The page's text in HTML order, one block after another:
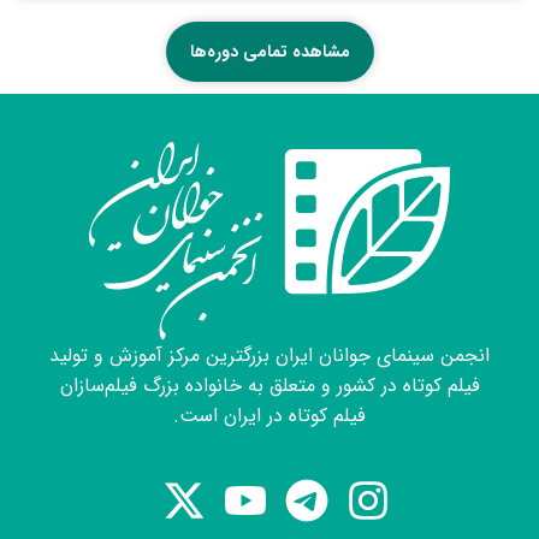
2010 برنده دیپلم افتخار از جشنواره بین المللی
Grand off European film awards با فیلم «سایه
های سکوت» -ورشو – لهستان 2008 برنده جایزه
از فستیوال ملی فیلمهای روستا و عشایر ، بجنورد
،مرداد 1398 برنده بهترین فیلم نوزدهمین دوره
فستیوال پرسش مهر-پاسخ به سوالات ریاست
جمهوری – تیر ماه 1398- تهران برنده تندیس زرین
بهترین فیلم کوتاه با فیلم "نور ، سایه ، زندگی "از
چهل و هشتمین جشنواره بین المللی فیلم رشد-آذر
1397- تهران برنده جایزه بهترین فیلم کوتاه
داستانی با فیلم بازگشت از سیزدهمین جشنواره
فیلم رضوی –یزد- آبان 1397 برنده جایزه بهترین
طراحی صدا از شصت و یکمین دوره جشنواره
اردبیل- مرداد 1397 برنده جایزه بهترین کارگردانی،
بهترین فیلمبرداری و بهترین صداگذاری از فستیوال
مشاهده تمامی دوره‌ها
انجمن سینمای جوانان ایران بزرگترین مرکز آموزش و تولید
فیلم کوتاه در کشور و متعلق به خانواده بزرگ فیلم‌سازان
فیلم کوتاه در ایران است.